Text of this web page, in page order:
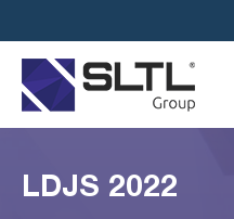
LDJS 2022